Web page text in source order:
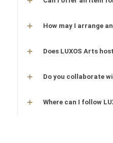
How may I arrange
Does LUXOS Arts
Do you collaborate
Where can I follow